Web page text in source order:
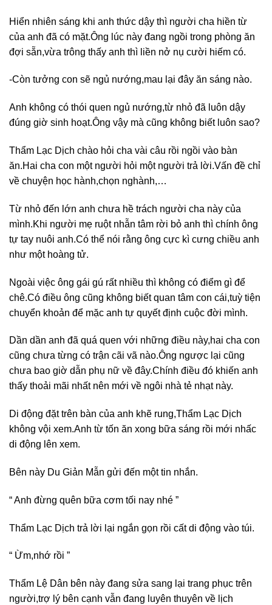
Hiển nhiên sáng khi anh thức dậy thì người cha hiền từ
của anh đã có mặt.Ông lúc này đang ngồi trong phòng ăn
đợi sẵn,vừa trông thấy anh thì liền nở nụ cười hiếm có.
-Còn tưởng con sẽ ngủ nướng,mau lại đây ăn sáng nào.
Anh không có thói quen ngủ nướng,từ nhỏ đã luôn dậy
đúng giờ sinh hoạt.Ông vậy mà cũng không biết luôn sao?
Thẩm Lạc Dịch chào hỏi cha vài câu rồi ngồi vào bàn
ăn.Hai cha con một người hỏi một người trả lời.Vấn đề chỉ
về chuyện học hành,chọn nghành,…
Từ nhỏ đến lớn anh chưa hề trách người cha này của
mình.Khi người mẹ ruột nhẫn tâm rời bỏ anh thì chính ông
tự tay nuôi anh.Có thể nói rằng ông cực kì cưng chiều anh
như một hoàng tử.
Ngoài việc ông gái gú rất nhiều thì không có điểm gì để
chê.Có điều ông cũng không biết quan tâm con cái,tuỳ tiện
chuyển khoản để mặc anh tự quyết định cuộc đời mình.
Dần dần anh đã quá quen với những điều này,hai cha con
cũng chưa từng có trận cãi vã nào.Ông ngược lại cũng
chưa bao giờ dẫn phụ nữ về đây.Chính điều đó khiến anh
thấy thoải mãi nhất nên mới về ngôi nhà tẻ nhạt này.
Di động đặt trên bàn của anh khẽ rung,Thẩm Lạc Dịch
không vội xem.Anh từ tốn ăn xong bữa sáng rồi mới nhấc
di động lên xem.
Bên này Du Giản Mẫn gửi đến một tin nhắn.
“ Anh đừng quên bữa cơm tối nay nhé ”
Thẩm Lạc Dịch trả lời lại ngắn gọn rồi cất di động vào túi.
“ Ừm,nhớ rồi ”
Thẩm Lệ Dân bên này đang sửa sang lại trang phục trên
người,trợ lý bên cạnh vẫn đang luyên thuyên về lịch